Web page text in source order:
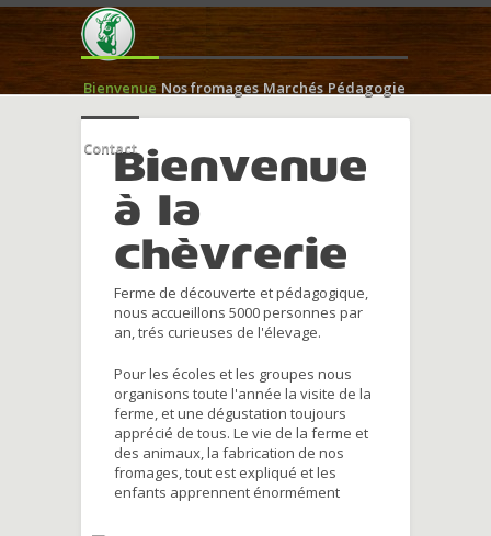
Bienvenue Nos fromages Marchés Pédagogie
ContactBienvenue
à la
chèvrerie
Ferme de découverte et pédagogique,
nous accueillons 5000 personnes par
an, trés curieuses de l'élevage.
Pour les écoles et les groupes nous
organisons toute l'année la visite de la
ferme, et une dégustation toujours
apprécié de tous. Le vie de la ferme et
des animaux, la fabrication de nos
fromages, tout est expliqué et les
enfants apprennent énormément